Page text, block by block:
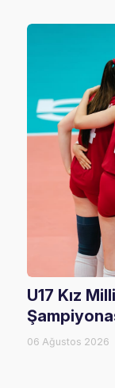
U17 Kız
06 Ağustos 2026